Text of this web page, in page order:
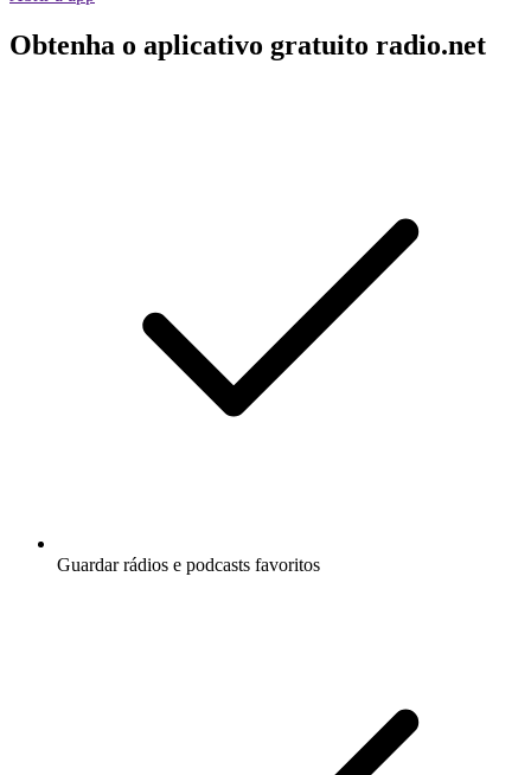
Obtenha o aplicativo gratuito radio.net
Guardar rádios e podcasts favoritos